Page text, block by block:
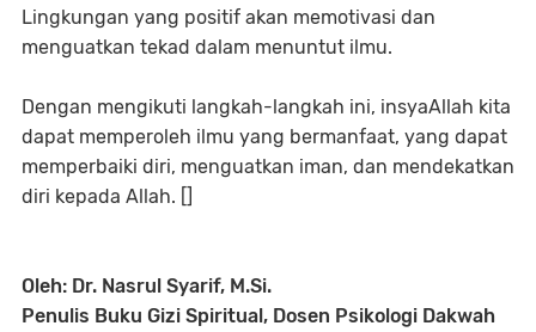
Lingkungan yang positif akan memotivasi dan
menguatkan tekad dalam menuntut ilmu.
Dengan mengikuti langkah-langkah ini, insyaAllah kita
dapat memperoleh ilmu yang bermanfaat, yang dapat
memperbaiki diri, menguatkan iman, dan mendekatkan
diri kepada Allah. []
Oleh: Dr. Nasrul Syarif, M.Si.
Penulis Buku Gizi Spiritual, Dosen Psikologi Dakwah